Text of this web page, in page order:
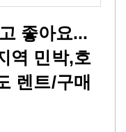
좋아요...
역 민박,호
렌트/구매